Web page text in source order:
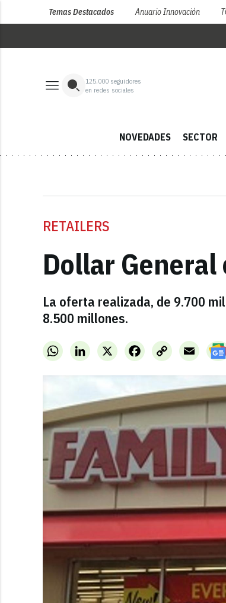
Temas Destacados Anuario Innovación
125,000 seguidores
en redes sociales
NOVEDADES SECTOR
RETAILERS
Dollar
La oferta realizada, de 9.700
8.500 millones.
WhatsAppLinkedInX FacebookCopy
Link
Email